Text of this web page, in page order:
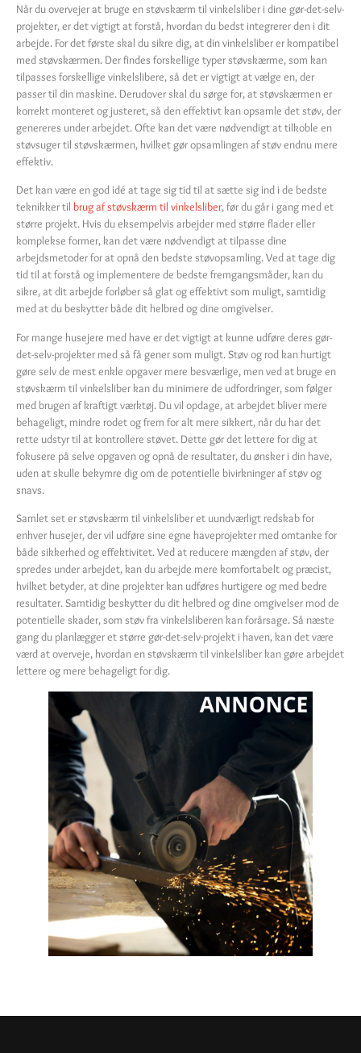
Når du overvejer at bruge en støvskærm til vinkelsliber i dine gør-det-selv-
projekter, er det vigtigt at forstå, hvordan du bedst integrerer den i dit
arbejde. For det første skal du sikre dig, at din vinkelsliber er kompatibel
med støvskærmen. Der findes forskellige typer støvskærme, som kan
tilpasses forskellige vinkelslibere, så det er vigtigt at vælge en, der
passer til din maskine. Derudover skal du sørge for, at støvskærmen er
korrekt monteret og justeret, så den effektivt kan opsamle det støv, der
genereres under arbejdet. Ofte kan det være nødvendigt at tilkoble en
støvsuger til støvskærmen, hvilket gør opsamlingen af støv endnu mere
effektiv.
Det kan være en god idé at tage sig tid til at sætte sig ind i de bedste
teknikker til brug af støvskærm til vinkelsliber, før du går i gang med et
større projekt. Hvis du eksempelvis arbejder med større flader eller
komplekse former, kan det være nødvendigt at tilpasse dine
arbejdsmetoder for at opnå den bedste støvopsamling. Ved at tage dig
tid til at forstå og implementere de bedste fremgangsmåder, kan du
sikre, at dit arbejde forløber så glat og effektivt som muligt, samtidig
med at du beskytter både dit helbred og dine omgivelser.
For mange husejere med have er det vigtigt at kunne udføre deres gør-
det-selv-projekter med så få gener som muligt. Støv og rod kan hurtigt
gøre selv de mest enkle opgaver mere besværlige, men ved at bruge en
støvskærm til vinkelsliber kan du minimere de udfordringer, som følger
med brugen af kraftigt værktøj. Du vil opdage, at arbejdet bliver mere
behageligt, mindre rodet og frem for alt mere sikkert, når du har det
rette udstyr til at kontrollere støvet. Dette gør det lettere for dig at
fokusere på selve opgaven og opnå de resultater, du ønsker i din have,
uden at skulle bekymre dig om de potentielle bivirkninger af støv og
snavs.
Samlet set er støvskærm til vinkelsliber et uundværligt redskab for
enhver husejer, der vil udføre sine egne haveprojekter med omtanke for
både sikkerhed og effektivitet. Ved at reducere mængden af støv, der
spredes under arbejdet, kan du arbejde mere komfortabelt og præcist,
hvilket betyder, at dine projekter kan udføres hurtigere og med bedre
resultater. Samtidig beskytter du dit helbred og dine omgivelser mod de
potentielle skader, som støv fra vinkelsliberen kan forårsage. Så næste
gang du planlægger et større gør-det-selv-projekt i haven, kan det være
værd at overveje, hvordan en støvskærm til vinkelsliber kan gøre arbejdet
lettere og mere behageligt for dig.